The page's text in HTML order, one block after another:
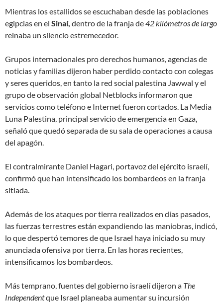
Mientras los estallidos se escuchaban desde las poblaciones
egipcias en el Sinaí, dentro de la franja de42 kilómetros de largo
reinaba un silencio estremecedor.
Grupos internacionales pro derechos humanos, agencias de
noticias y familias dijeron haber perdido contacto con colegas
y seres queridos, en tanto la red social palestina Jawwal y el
grupo de observación global Netblocks informaron que
servicios como teléfono e Internet fueron cortados. La Media
Luna Palestina, principal servicio de emergencia en Gaza,
señaló que quedó separada de su sala de operaciones a causa
del apagón.
El contralmirante Daniel Hagari, portavoz del ejército israelí,
confirmó que han intensificado los bombardeos en la franja
sitiada.
Además de los ataques por tierra realizados en días pasados,
las fuerzas terrestres están expandiendo las maniobras, indicó,
lo que despertó temores de que Israel haya iniciado su muy
anunciada ofensiva por tierra. En las horas recientes,
intensificamos los bombardeos.
Más temprano, fuentes del gobierno israelí dijeron a The
Independentque Israel planeaba aumentar su incursión